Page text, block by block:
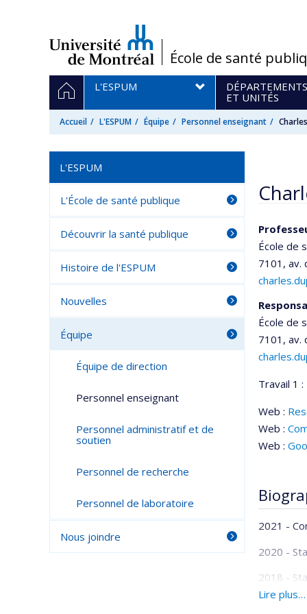
/École de santé
Navigation
principale
ACCUEIL
L'ESPUM
DÉPARTEMENTS
ET UNITÉS
Accueil L'ESPUM Équipe Personnel enseignant
École de
7101, av.
École de
7101, av.
Travail 1 :
Web :
Web :
Web :
2021 -
2020 -
2018 -
2017 -
Lire plus…
L'ESPUM
L'École de santé publique
Découvrir la santé publique
Histoire de l'ESPUM
Nouvelles
Équipe
Équipe de direction
Personnel enseignant
Personnel administratif et de
soutien
Personnel de recherche
Personnel de laboratoire
Nous joindre